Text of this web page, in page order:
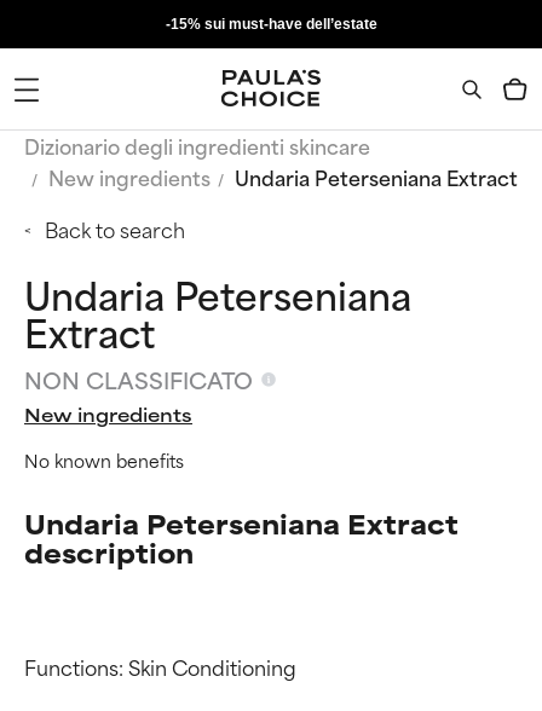
-15% sui must-have dell’estate
Dizionario degli ingredienti skincare
New ingredients
Undaria Peterseniana Extract
Back to search
Undaria Peterseniana
Extract
NON CLASSIFICATO
New ingredients
No known benefits
Undaria Peterseniana Extract
description
Functions: Skin Conditioning